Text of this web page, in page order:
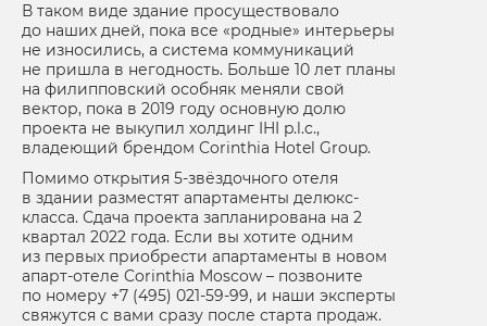
В таком виде здание просуществовало
до наших дней, пока все «родные» интерьеры
не износились, а система коммуникаций
не пришла в негодность. Больше 10 лет планы
на филипповский особняк меняли свой
вектор, пока в 2019 году основную долю
проекта не выкупил холдинг IHI p.l.c.,
владеющий брендом Corinthia Hotel Group.
Помимо открытия 5-звёздочного отеля
в здании разместят апартаменты делюкс-
класса. Сдача проекта запланирована на 2
квартал 2022 года. Если вы хотите одним
из первых приобрести апартаменты в новом
апарт-отеле Corinthia Moscow – позвоните
по номеру +7 (495) 021-59-99, и наши эксперты
свяжутся с вами сразу после старта продаж.